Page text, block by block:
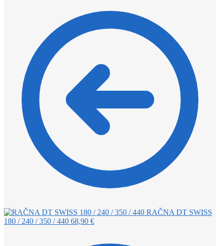
RAČNA DT SWISS
180 / 240 / 350 / 440 68,90 €